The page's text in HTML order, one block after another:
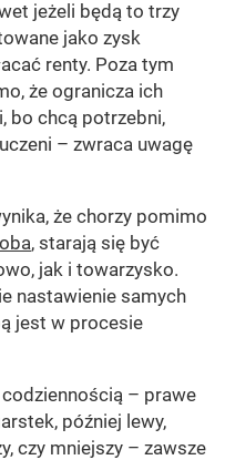
jeżeli będą to trzy
jako zysk
renty. Poza tym
że ogranicza ich
bo chcą potrzebni,
– zwraca uwagę
że chorzy pomimo
, starają się być
jak i towarzysko.
nastawienie samych
jest w procesie
– prawe
później lewy,
czy mniejszy – zawsze